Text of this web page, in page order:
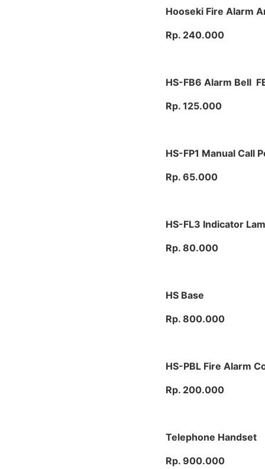
Hooseki Fire Alarm
Rp. 240.000
HS-FB6 Alarm Bell
Rp. 125.000
HS-FP1 Manual Call
Rp. 65.000
HS-FL3 Indicator
Rp. 80.000
HS Base
Rp. 800.000
HS-PBL Fire Alarm
Rp. 200.000
Telephone Handset
Rp. 900.000